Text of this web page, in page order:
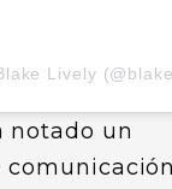
notado un